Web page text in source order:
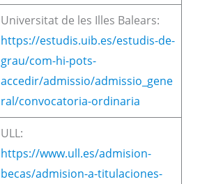
Universitat de les Illes Balears:
https://estudis.uib.es/estudis-de-
grau/com-hi-pots-
accedir/admissio/admissio_gene
ral/convocatoria-ordinaria
ULL:
https://www.ull.es/admision-
becas/admision-a-titulaciones-